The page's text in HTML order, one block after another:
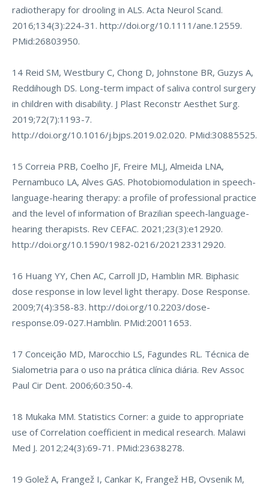
radiotherapy for drooling in ALS. Acta Neurol Scand.
2016;134(3):224-31. http://doi.org/10.1111/ane.12559.
PMid:26803950.
14 Reid SM, Westbury C, Chong D, Johnstone BR, Guzys A,
Reddihough DS. Long-term impact of saliva control surgery
in children with disability. J Plast Reconstr Aesthet Surg.
2019;72(7):1193-7.
http://doi.org/10.1016/j.bjps.2019.02.020. PMid:30885525.
15 Correia PRB, Coelho JF, Freire MLJ, Almeida LNA,
Pernambuco LA, Alves GAS. Photobiomodulation in speech-
language-hearing therapy: a profile of professional practice
and the level of information of Brazilian speech-language-
hearing therapists. Rev CEFAC. 2021;23(3):e12920.
http://doi.org/10.1590/1982-0216/202123312920.
16 Huang YY, Chen AC, Carroll JD, Hamblin MR. Biphasic
dose response in low level light therapy. Dose Response.
2009;7(4):358-83. http://doi.org/10.2203/dose-
response.09-027.Hamblin. PMid:20011653.
17 Conceição MD, Marocchio LS, Fagundes RL. Técnica de
Sialometria para o uso na prática clínica diária. Rev Assoc
Paul Cir Dent. 2006;60:350-4.
18 Mukaka MM. Statistics Corner: a guide to appropriate
use of Correlation coefficient in medical research. Malawi
Med J. 2012;24(3):69-71. PMid:23638278.
19 Golež A, Frangež I, Cankar K, Frangež HB, Ovsenik M,